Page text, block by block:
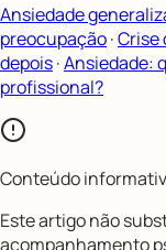
Ansiedade
preocupação·Crise
depois·Ansiedade:
profissional?
Conteúdo
Este artigo não
acompanhamento